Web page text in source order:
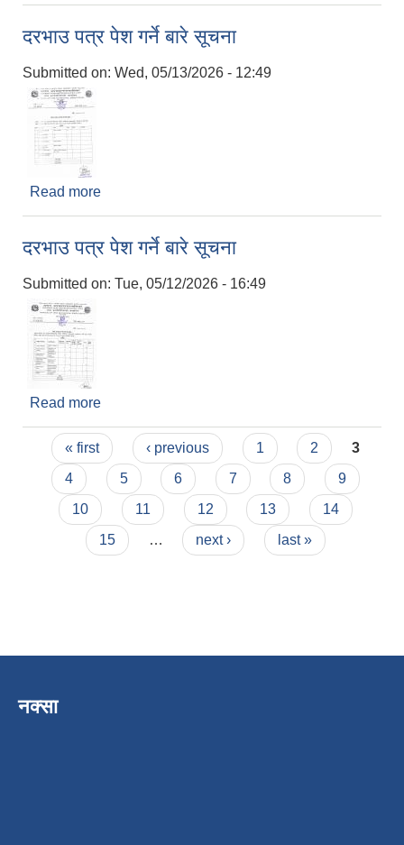
दरभाउ पत्र पेश गर्ने बारे सूचना
Submitted on: Wed, 05/13/2026 - 12:49
Read more
दरभाउ पत्र पेश गर्ने बारे सूचना
Submitted on: Tue, 05/12/2026 - 16:49
Read more
Pages
« first ‹ previous 1 2
3
4
5 6 7 8
9
10
11 12 13
14
15
… next › last »
नक्सा